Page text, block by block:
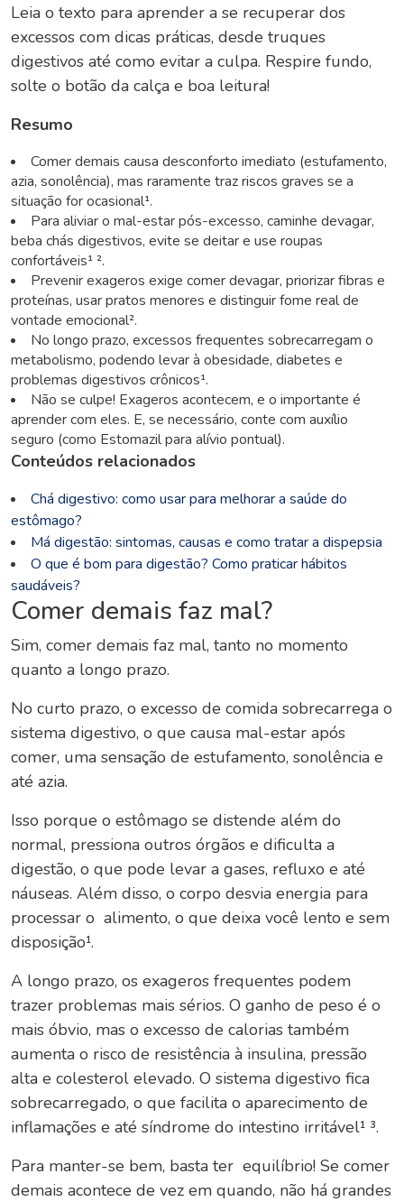
Leia o texto para aprender a se recuperar dos
excessos com dicas práticas, desde truques
digestivos até como evitar a culpa. Respire fundo,
solte o botão da calça e boa leitura!
Resumo
Comer demais causa desconforto imediato (estufamento,
azia, sonolência), mas raramente traz riscos graves se a
situação for ocasional¹.
Para aliviar o mal-estar pós-excesso, caminhe devagar,
beba chás digestivos, evite se deitar e use roupas
confortáveis¹ ².
Prevenir exageros exige comer devagar, priorizar fibras e
proteínas, usar pratos menores e distinguir fome real de
vontade emocional².
No longo prazo, excessos frequentes sobrecarregam o
metabolismo, podendo levar à obesidade, diabetes e
problemas digestivos crônicos¹.
Não se culpe! Exageros acontecem, e o importante é
aprender com eles. E, se necessário, conte com auxílio
seguro (como Estomazil para alívio pontual).
Conteúdos relacionados
Chá digestivo: como usar para melhorar a saúde do
estômago?
Má digestão: sintomas, causas e como tratar a dispepsia
O que é bom para digestão? Como praticar hábitos
saudáveis?
Comer demais faz mal?
Sim, comer demais faz mal, tanto no momento
quanto a longo prazo.
No curto prazo, o excesso de comida sobrecarrega o
sistema digestivo, o que causa mal-estar após
comer, uma sensação de estufamento, sonolência e
até azia.
Isso porque o estômago se distende além do
normal, pressiona outros órgãos e dificulta a
digestão, o que pode levar a gases, refluxo e até
náuseas. Além disso, o corpo desvia energia para
processar o alimento, o que deixa você lento e sem
disposição¹.
A longo prazo, os exageros frequentes podem
trazer problemas mais sérios. O ganho de peso é o
mais óbvio, mas o excesso de calorias também
aumenta o risco de resistência à insulina, pressão
alta e colesterol elevado. O sistema digestivo fica
sobrecarregado, o que facilita o aparecimento de
inflamações e até síndrome do intestino irritável¹ ³.
Para manter-se bem, basta ter equilíbrio! Se comer
demais acontece de vez em quando, não há grandes